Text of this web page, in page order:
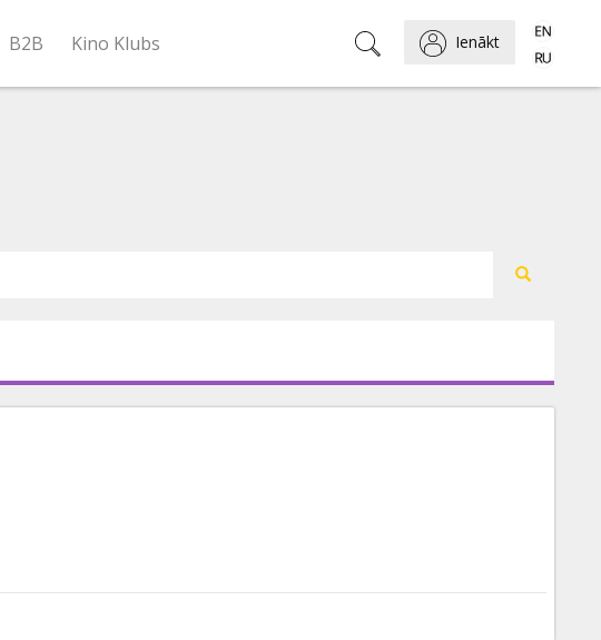
B2B Kino Klubs Ienākt